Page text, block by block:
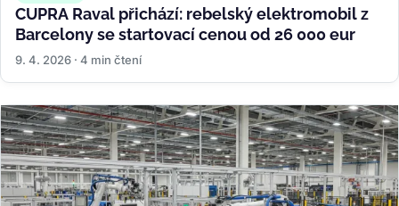
CUPRA Raval přichází: rebelský elektromobil z
Barcelony se startovací cenou od 26 000 eur
9. 4. 2026 · 4 min čtení